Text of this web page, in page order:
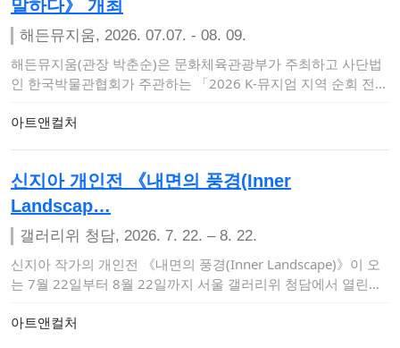
말하다》 개최
해든뮤지움, 2026. 07.07. - 08. 09.
해든뮤지움(관장 박춘순)은 문화체육관광부가 주최하고 사단법
인 한국박물관협회가 주관하는 「2026 K-뮤지엄 지역 순회 전시
아트앤컬처
신지아 개인전 《내면의 풍경(Inner
Landscap…
갤러리위 청담, 2026. 7. 22. – 8. 22.
신지아 작가의 개인전 《내면의 풍경(Inner Landscape)》이 오
는 7월 22일부터 8월 22일까지 서울 갤러리위 청담에서 열린다.
아트앤컬처